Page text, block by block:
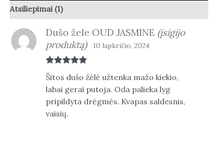
Atsiliepimai (1)
Įvertinimas:
5iš 5
Dušo žele OUD JASMINE (įsigijo
produktą)
10 lapkričio, 2024
Šitos dušo žėlė užtenka mažo kiekio,
labai gerai putoja. Oda palieka lyg
pripildyta drėgmės. Kvapas saldesnis,
vaisių.